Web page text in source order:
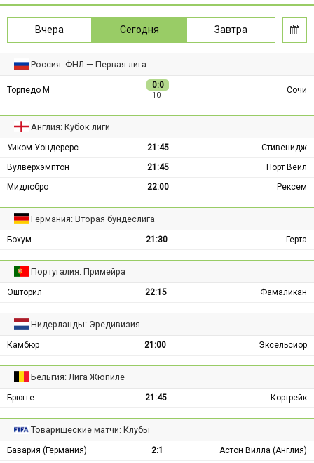
Вчера Сегодня Завтра
Россия: ФНЛ — Первая лига
Торпедо М 0:0
10 ′
Сочи
Англия: Кубок лиги
Уиком Уондерерс 21:45
Стивенидж
Вулверхэмптон
21:45
Порт Вейл
Мидлсбро
22:00 Рексем
Германия: Вторая бундеслига
Бохум 21:30 Герта
Португалия: Примейра
Эшторил 22:15 Фамаликан
Нидерланды: Эредивизия
Камбюр 21:00 Эксельсиор
Бельгия: Лига Жюпиле
Брюгге 21:45 Кортрейк
Товарищеские матчи: Клубы
Бавария (Германия) 2:1 Астон Вилла (Англия)